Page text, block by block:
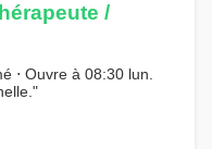
/
⋅ Ouvre à 08:30 lun.